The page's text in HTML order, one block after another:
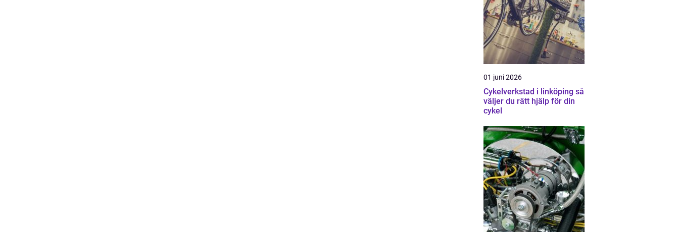
01 juni 2026
Cykelverkstad i linköping så
väljer du rätt hjälp för din
cykel